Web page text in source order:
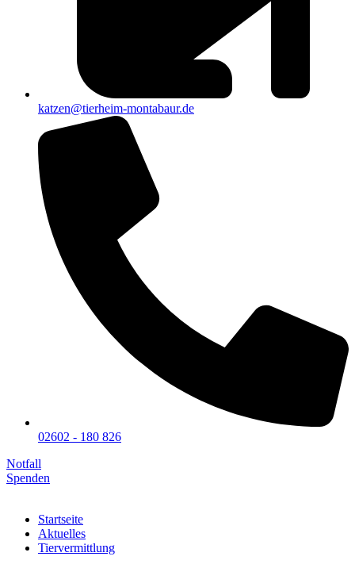
katzen@tierheim-montabaur.de
02602 - 180 826
Notfall
Spenden
Startseite
Aktuelles
Tiervermittlung